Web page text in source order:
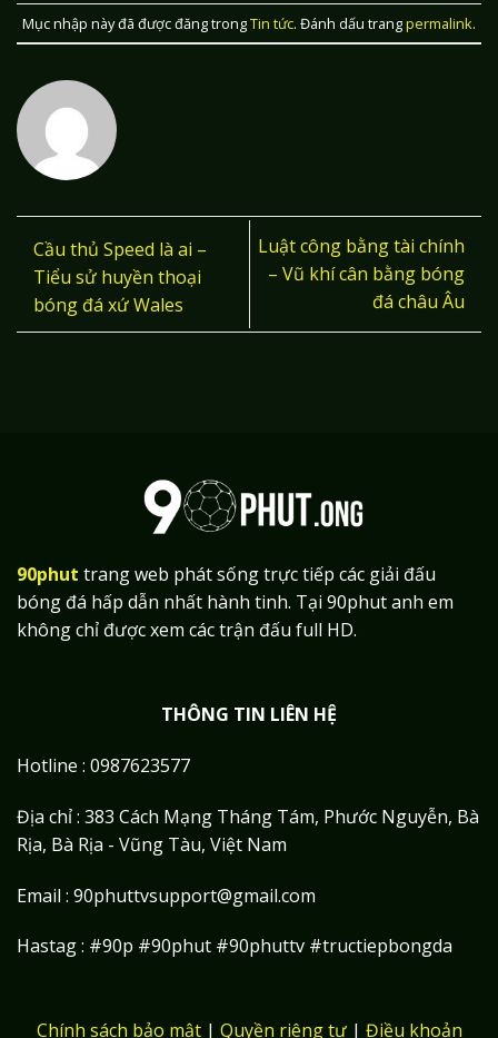
Mục nhập này đã được đăng trongTin tức. Đánh dấu trangpermalink.
Cầu thủ Speed là ai –
Tiểu sử huyền thoại
bóng đá xứ Wales
Luật công bằng tài chính
– Vũ khí cân bằng bóng
đá châu Âu
90phut trang web phát sống trực tiếp các giải đấu
bóng đá hấp dẫn nhất hành tinh. Tại 90phut anh em
không chỉ được xem các trận đấu full HD.
THÔNG TIN LIÊN HỆ
Hotline : 0987623577
Địa chỉ : 383 Cách Mạng Tháng Tám, Phước Nguyễn, Bà
Rịa, Bà Rịa - Vũng Tàu, Việt Nam
Email : 90phuttvsupport@gmail.com
Hastag : #90p #90phut #90phuttv #tructiepbongda
Chính sách bảo mật| Quyền riêng tư| Điều khoản